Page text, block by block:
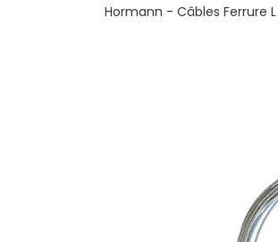
Hormann - Câbles Ferrure